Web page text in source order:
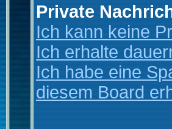
Private
Ich kann keine
Ich erhalte
Ich habe eine
diesem Board